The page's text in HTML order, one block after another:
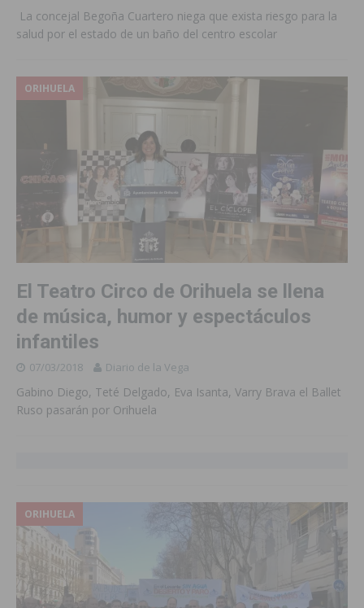
La concejal Begoña Cuartero niega que exista riesgo para la
salud por el estado de un baño del centro escolar
ORIHUELA
El Teatro Circo de Orihuela se llena
de música, humor y espectáculos
infantiles
07/03/2018 Diario de la Vega
Gabino Diego, Teté Delgado, Eva Isanta, Varry Brava el Ballet
Ruso pasarán por Orihuela
ORIHUELA